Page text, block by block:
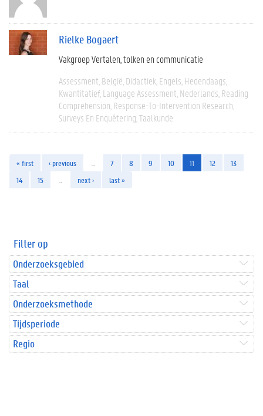
Rielke Bogaert
Vakgroep Vertalen, tolken en communicatie
Assessment België Didactiek Engels Hedendaags
Kwantitatief Language Assessment Nederlands Reading
Comprehension Response-To-Intervention Research
Surveys En Enquêtering Taalkunde
« first ‹ previous 7 8 9 10 11 12
13
14
15 next › last »
Filter op
Onderzoeksgebied
Taal
Onderzoeksmethode
Tijdsperiode
Regio